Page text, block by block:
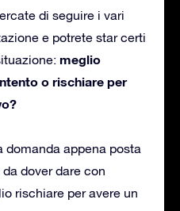
di seguire i vari
e potrete star certi
meglio
o rischiare per
domanda appena posta
dover dare con
rischiare per avere un